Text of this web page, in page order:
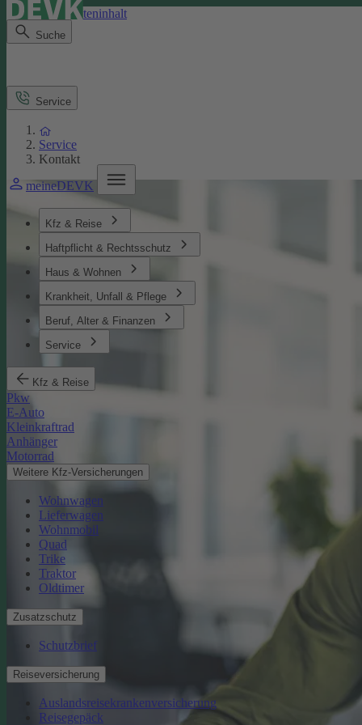
Direkt zum Seiteninhalt
Suche
meineDEVK
Kfz & Reise
Haftpflicht & Rechtsschutz
Haus & Wohnen
Krankheit, Unfall & Pflege
Beruf, Alter & Finanzen
Service
Kfz & Reise
Pkw
E-Auto
Kleinkraftrad
Anhänger
Motorrad
Weitere Kfz-Versicherungen
Wohnwagen
Lieferwagen
Wohnmobil
Quad
Trike
Traktor
Oldtimer
Zusatzschutz
Schutzbrief
Reiseversicherung
Auslandsreisekrankenversicherung
Reisegepäck
Service
Service
Kontakt